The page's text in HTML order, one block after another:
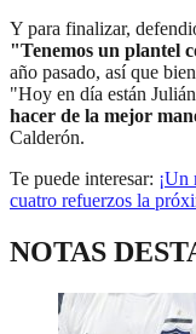
Y para finalizar,
"Tenemos un plantel
año pasado, así que
"Hoy en día están
hacer de la mejor
Calderón.
Te puede interesar: ¡Un
cuatro refuerzos la
NOTAS